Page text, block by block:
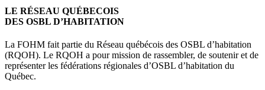
LE RÉSEAU QUÉBECOIS
DES OSBL D’HABITATION
La FOHM fait partie du Réseau québécois des OSBL d’habitation
(RQOH). Le RQOH a pour mission de rassembler, de soutenir et de
représenter les fédérations régionales d’OSBL d’habitation du
Québec.